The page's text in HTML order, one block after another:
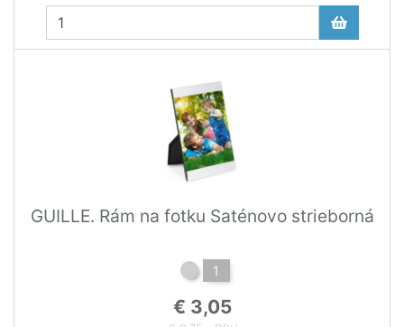
GUILLE. Rám na fotku Saténovo strieborná
1
€ 3,05